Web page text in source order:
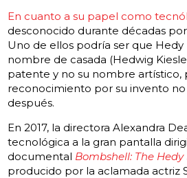
En cuanto a su papel como
desconocido durante décadas
Uno de ellos podría ser que Hedy
nombre de casada (Hedwig
patente y no su nombre artístico,
reconocimiento por su invento
después.
En 2017, la directora Alexandra
tecnológica a la gran pantalla
documental Bombshell: The
producido por la aclamada actriz